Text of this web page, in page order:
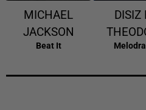
MICHAEL
JACKSON
Beat It
DISIZ